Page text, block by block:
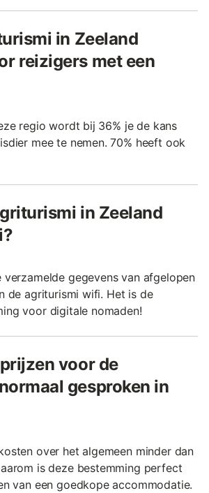
in Zeeland
reizigers met een
regio wordt bij 36% je de kans
mee te nemen. 70% heeft ook
in Zeeland
verzamelde gegevens van afgelopen
de agriturismi wifi. Het is de
voor digitale nomaden!
voor de
gesproken in
over het algemeen minder dan
is deze bestemming perfect
van een goedkope accommodatie.